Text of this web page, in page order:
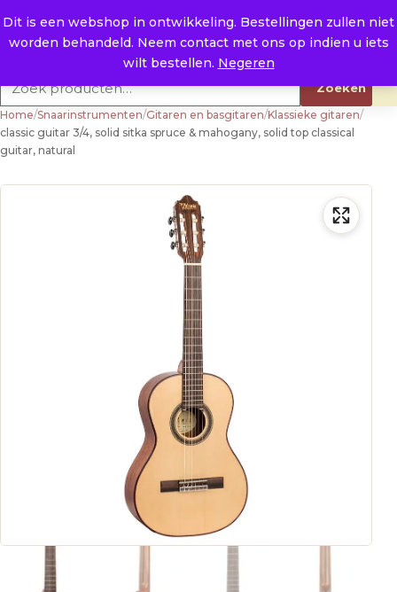
Dit is een webshop in ontwikkeling. Bestellingen zullen niet
worden behandeld. Neem contact met ons op indien u iets
wilt bestellen. Negeren
E. info@raysland.nl
Productcategorieën
Zoeken
Home/Snaarinstrumenten/Gitaren en basgitaren/Klassieke gitaren/
classic guitar 3/4, solid sitka spruce & mahogany, solid top classical
guitar, natural